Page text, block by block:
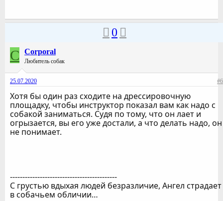
0
C Corporal
Любитель собак
25.07.2020 #6
Хотя бы один раз сходите на дрессировочную
площадку, чтобы инструктор показал вам как надо с
собакой заниматься. Судя по тому, что он лает и
огрызается, вы его уже достали, а что делать надо, он
не понимает.
-------------------------------------------
С грустью вдыхая людей безразличие, Ангел страдает
в собачьем обличии…